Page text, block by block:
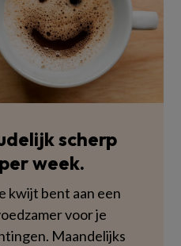
scherp
week.
kwijt bent aan een
voor je
Maandelijks